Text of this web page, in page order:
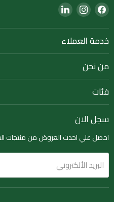
Find
us
on
Facebook
Find
us
on
Instagram
Find
on
خدمة العملاء
من نحن
فئات
سجل الان
احصل علي احدث العروض من منتجات
البريد الألكتروني